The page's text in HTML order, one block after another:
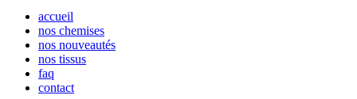
accueil
nos chemises
nos nouveautés
nos tissus
faq
contact